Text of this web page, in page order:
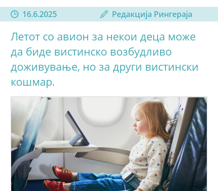
16.6.2025 Редакција Рингераја
Летот со авион за некои деца може
да биде вистинско возбудливо
доживување, но за други вистински
кошмар.